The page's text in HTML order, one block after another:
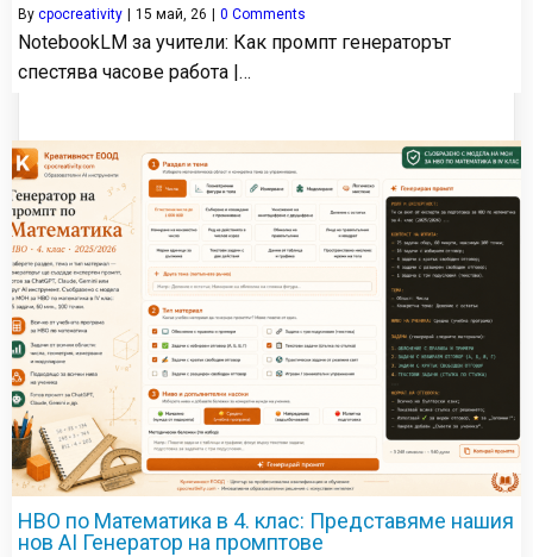
By cpocreativity | 15 май, 26 | 0 Comments
NotebookLM за учители: Как промпт генераторът
спестява часове работа |…
НВО по Математика в 4. клас: Представяме нашия
нов AI Генератор на промптове